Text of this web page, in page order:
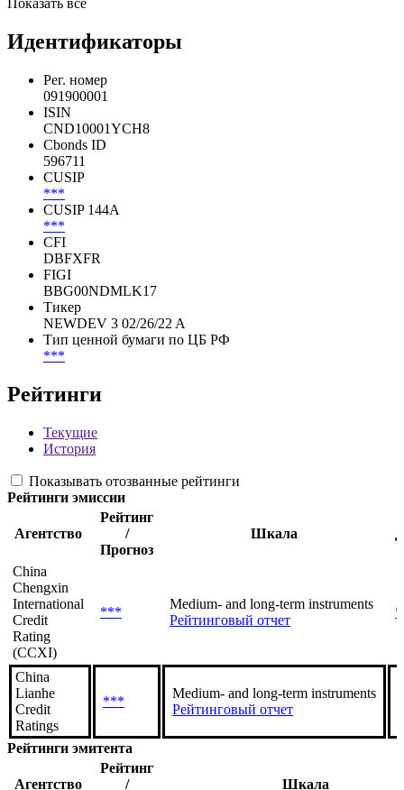
Показать все
Идентификаторы
Рег. номер
091900001
ISIN
CND10001YCH8
Cbonds ID
596711
CUSIP
***
CUSIP 144A
***
CFI
DBFXFR
FIGI
BBG00NDMLK17
Тикер
NEWDEV 3 02/26/22 A
Тип ценной бумаги по ЦБ РФ
***
Рейтинги
Текущие
История
Показывать отозванные рейтинги
Рейтинги эмиссии
Агентство
Рейтинг
/
Прогноз
Шкала
China
Chengxin
International
Credit
Rating
(CCXI)
***
Medium- and long-term instruments
Рейтинговый отчет
China
Lianhe
Credit
Ratings
***
Medium- and long-term instruments
Рейтинговый отчет
Рейтинги эмитента
Агентство
Рейтинг
/
Шкала